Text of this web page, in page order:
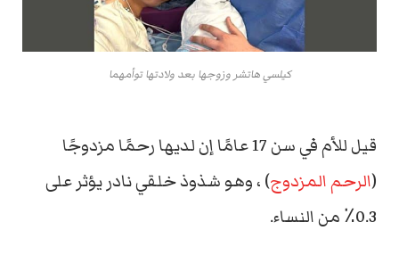
كيلسي هاتشر وزوجها بعد ولادتها توأمهما
قيل للأم في سن 17 عامًا إن لديها رحمًا مزدوجًا
(الرحم المزدوج) ، وهو شذوذ خلقي نادر يؤثر على
0.3٪ من النساء.